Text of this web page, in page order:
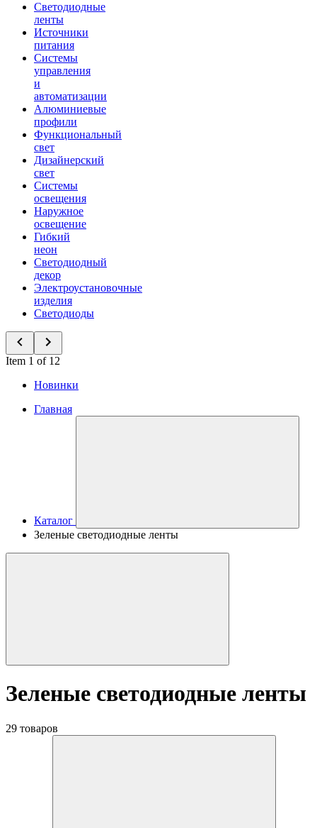
Светодиодные
ленты
Источники
питания
Системы
управления
и
автоматизации
Алюминиевые
профили
Функциональный
свет
Дизайнерский
свет
Системы
освещения
Наружное
освещение
Гибкий
неон
Светодиодный
декор
Электроустановочные
изделия
Светодиоды
Item 1 of 12
Новинки
Главная
Каталог
Зеленые светодиодные ленты
Зеленые светодиодные ленты
29 товаров